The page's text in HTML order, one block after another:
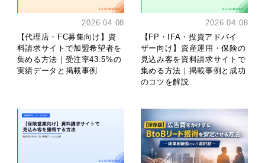
2026.04.08
【代理店・FC募集向け】資
料請求サイトで加盟希望者を
集める方法｜受注率43.5%の
実績データと掲載事例
2026.04.08
【FP・IFA・投資アドバイ
ザー向け】資産運用・保険の
見込み客を資料請求サイトで
集める方法｜掲載事例と成功
のコツを解説